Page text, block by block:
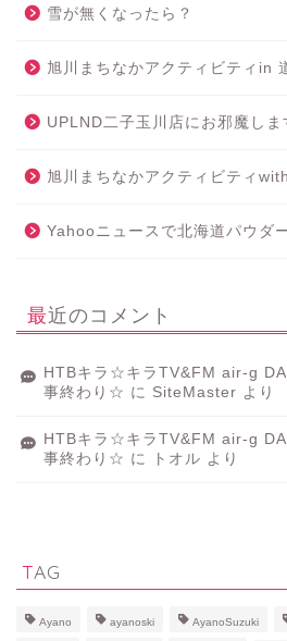
雪が無くなったら？
旭川まちなかアクティビティin
UPLND二子玉川店にお邪魔しま
旭川まちなかアクティビティ
Yahooニュースで北海道パウダ
最近のコメント
HTBキラ☆キラTV&FM air-g
事終わり☆ に SiteMaster より
HTBキラ☆キラTV&FM air-g
事終わり☆ に トオル より
TAG
Ayano ayanoski AyanoSuzuki